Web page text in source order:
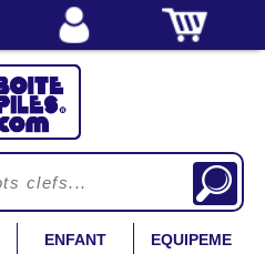
ENFANT EQUIPEMENT